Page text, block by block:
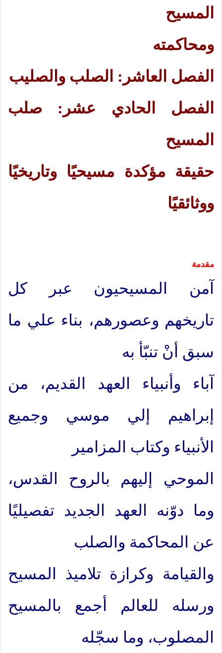
المسيح
ومحاكمته
الفصل العاشر: الصلب والصليب
الفصل الحادي عشر: صلب
المسيح
حقيقة مؤكدة مسيحيًا وتاريخيًا
ووثائقيًا
مقدمة
آمن المسيحيون عبر كل
تاريخهم وعصورهم، بناء علي ما
سبق أنْ تنبّأ به
آباء وأنبياء العهد القديم، من
إبراهيم إلي موسي وجميع
الأنبياء وكتاب المزامير
الموحي إليهم بالروح القدس،
وما دوّنه العهد الجديد تفصيليًا
عن المحاكمة والصلب
والقيامة وكرازة تلاميذ المسيح
ورسله للعالم أجمع بالمسيح
المصلوب، وما سجّله